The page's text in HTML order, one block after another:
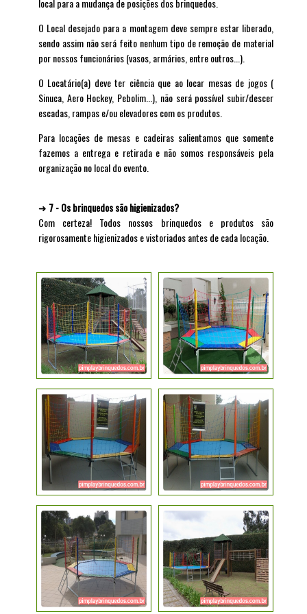
local para a mudança de posições dos brinquedos.
O Local desejado para a montagem deve sempre estar liberado,
sendo assim não será feito nenhum tipo de remoção de material
por nossos funcionários (vasos, armários, entre outros...).
O Locatário(a) deve ter ciência que ao locar mesas de jogos (
Sinuca, Aero Hockey, Pebolim...), não será possível subir/descer
escadas, rampas e/ou elevadores com os produtos.
Para locações de mesas e cadeiras salientamos que somente
fazemos a entrega e retirada e não somos responsáveis pela
organização no local do evento.
➜ 7 - Os brinquedos são higienizados?
Com certeza! Todos nossos brinquedos e produtos são
rigorosamente higienizados e vistoriados antes de cada locação.